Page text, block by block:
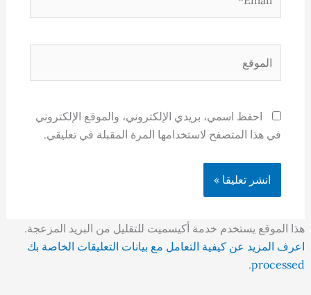
احفظ اسمي، بريدي الإلكتروني، والموقع الإلكتروني
في هذا المتصفح لاستخدامها المرة المقبلة في تعليقي.
هذا الموقع يستخدم خدمة أكيسميت للتقليل من البريد المزعجة.
اعرف المزيد عن كيفية التعامل مع بيانات التعليقات الخاصة بك
processed
.